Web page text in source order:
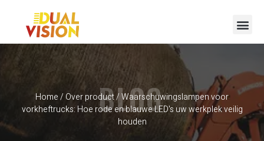
Home/ Over product/ Waarschuwingslampen voor
vorkheftrucks: Hoe rode en blauwe LED's uw werkplek veilig
houden
BLOG